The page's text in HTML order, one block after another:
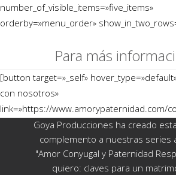
number_of_visible_items=»five_items»
orderby=»menu_order»
Para más
[button target=»_self»
con nosotros»
link=»https://www.amorypaternidad.com/
Goya Producciones ha creado
complemento a nuestras series
"Amor Conyugal y Paternidad
quiero: claves para un